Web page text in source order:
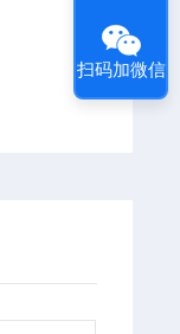
扫码加微信